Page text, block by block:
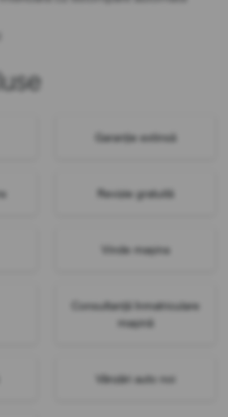
Garanție extinsă
Revizie gratuită
Vinde mașina
Consultanță înmatriculare
mașină
Vânzări auto noi